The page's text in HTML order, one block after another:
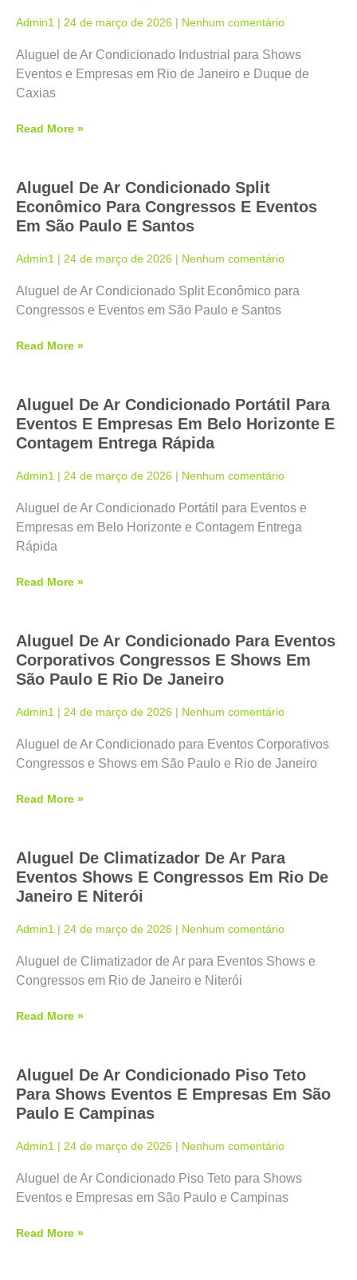
Admin1 24 de março de 2026 Nenhum comentário
Aluguel de Ar Condicionado Industrial para Shows
Eventos e Empresas em Rio de Janeiro e Duque de
Caxias
Read More »
Aluguel De Ar Condicionado Split
Econômico Para Congressos E Eventos
Em São Paulo E Santos
Admin1 24 de março de 2026 Nenhum comentário
Aluguel de Ar Condicionado Split Econômico para
Congressos e Eventos em São Paulo e Santos
Read More »
Aluguel De Ar Condicionado Portátil Para
Eventos E Empresas Em Belo Horizonte E
Contagem Entrega Rápida
Admin1 24 de março de 2026 Nenhum comentário
Aluguel de Ar Condicionado Portátil para Eventos e
Empresas em Belo Horizonte e Contagem Entrega
Rápida
Read More »
Aluguel De Ar Condicionado Para Eventos
Corporativos Congressos E Shows Em
São Paulo E Rio De Janeiro
Admin1 24 de março de 2026 Nenhum comentário
Aluguel de Ar Condicionado para Eventos Corporativos
Congressos e Shows em São Paulo e Rio de Janeiro
Read More »
Aluguel De Climatizador De Ar Para
Eventos Shows E Congressos Em Rio De
Janeiro E Niterói
Admin1 24 de março de 2026 Nenhum comentário
Aluguel de Climatizador de Ar para Eventos Shows e
Congressos em Rio de Janeiro e Niterói
Read More »
Aluguel De Ar Condicionado Piso Teto
Para Shows Eventos E Empresas Em São
Paulo E Campinas
Admin1 24 de março de 2026 Nenhum comentário
Aluguel de Ar Condicionado Piso Teto para Shows
Eventos e Empresas em São Paulo e Campinas
Read More »